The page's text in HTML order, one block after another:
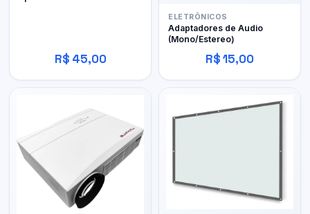
R$ 45,00
ELETRÔNICOS
Adaptadores de Audio
(Mono/Estereo)
R$ 15,00